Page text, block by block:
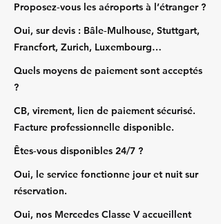
Proposez‑vous les aéroports à l’étranger ?
Oui, sur devis : Bâle‑Mulhouse, Stuttgart,
Francfort, Zurich, Luxembourg…
Quels moyens de paiement sont acceptés
?
CB, virement, lien de paiement sécurisé.
Facture professionnelle disponible.
Êtes‑vous disponibles 24/7 ?
Oui, le service fonctionne jour et nuit sur
réservation.
Oui, nos Mercedes Classe V accueillent